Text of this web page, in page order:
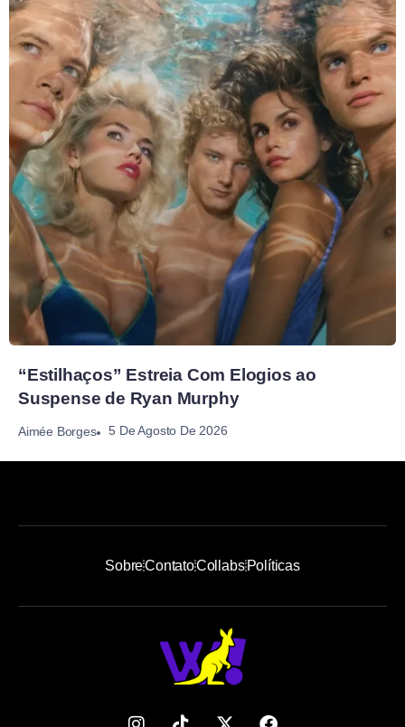
“Estilhaços” Estreia Com Elogios ao
Suspense de Ryan Murphy
Aimée Borges 5 De Agosto De 2026
SobreContatoCollabsPolíticas